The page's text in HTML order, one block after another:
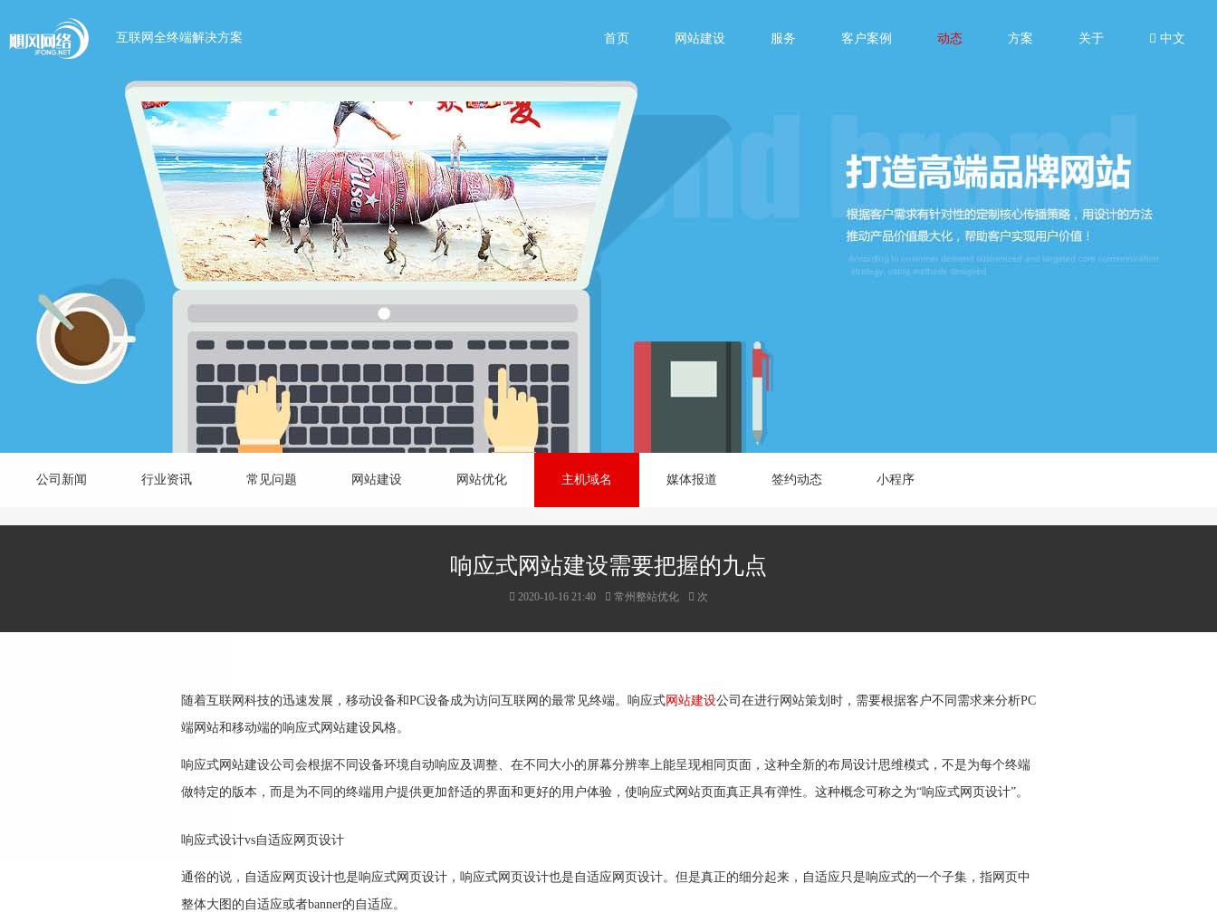
互联网全终端解决方案 首页 网站建设 服务 客户案例 动态 方案 关于 中文
公司新闻 行业资讯 常见问题 网站建设 网站优化 主机域名 媒体报道 签约动态 小程序
响应式网站建设需要把握的九点
2020-10-16 21:40 常州整站优化 次
随着互联网科技的迅速发展，移动设备和PC设备成为访问互联网的最常见终端。响应式网站建设公司在进行网站策划时，需要根据客户不同需求来分析PC
端网站和移动端的响应式网站建设风格。
响应式网站建设公司会根据不同设备环境自动响应及调整、在不同大小的屏幕分辨率上能呈现相同页面，这种全新的布局设计思维模式，不是为每个终端
做特定的版本，而是为不同的终端用户提供更加舒适的界面和更好的用户体验，使响应式网站页面真正具有弹性。这种概念可称之为“响应式网页设计”。
响应式设计vs自适应网页设计
通俗的说，自适应网页设计也是响应式网页设计，响应式网页设计也是自适应网页设计。但是真正的细分起来，自适应只是响应式的一个子集，指网页中
整体大图的自适应或者banner的自适应。